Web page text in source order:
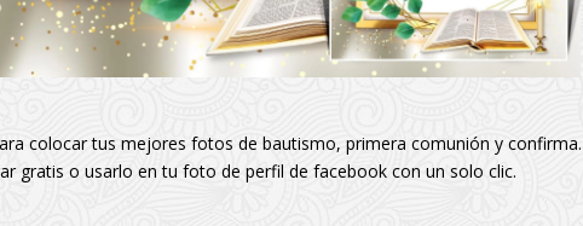
colocar tus mejores fotos de bautismo, primera comunión y
gratis o usarlo en tu foto de perfil de facebook con un solo clic.